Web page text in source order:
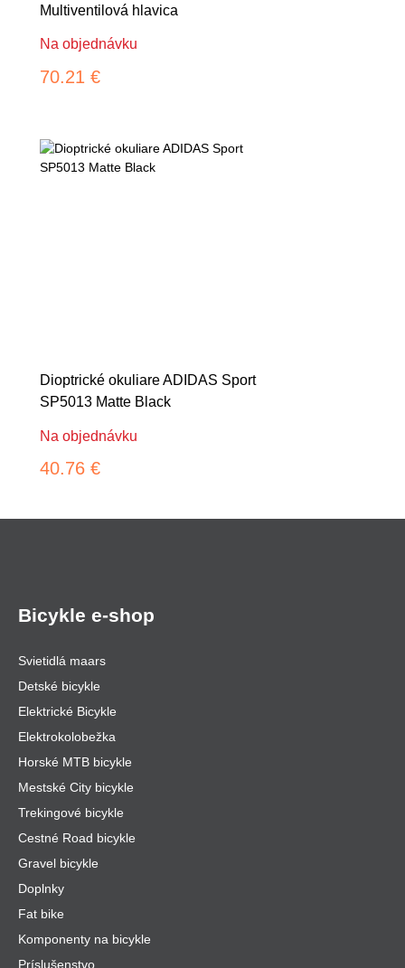
Multiventilová hlavica
Na objednávku
70.21 €
Dioptrické okuliare ADIDAS Sport
SP5013 Matte Black
Na objednávku
40.76 €
Bicykle e-shop
Svietidlá maars
Detské bicykle
Elektrické Bicykle
Elektrokolobežka
Horské MTB bicykle
Mestské City bicykle
Trekingové bicykle
Cestné Road bicykle
Gravel bicykle
Doplnky
Fat bike
Komponenty na bicykle
Príslušenstvo